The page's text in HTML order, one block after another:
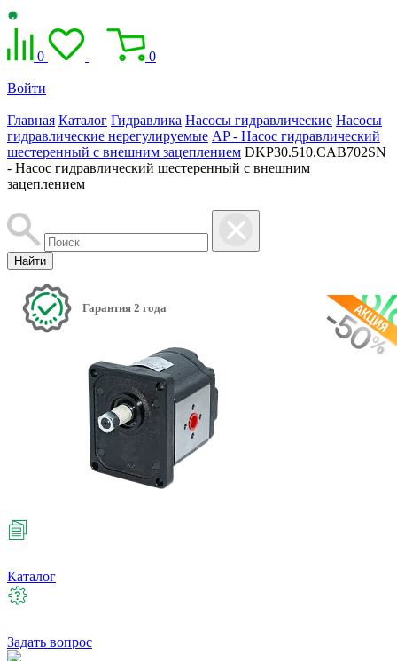
0 0
Войти
Главная Каталог Гидравлика Насосы гидравлические Насосы
гидравлические нерегулируемые AP - Насос гидравлический
шестеренный с внешним зацеплением DKP30.510.CAB702SN
- Насос гидравлический шестеренный с внешним
зацеплением
Найти
Гарантия 2 года
Каталог
Задать вопрос